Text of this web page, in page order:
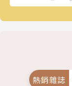
熱銷雜誌